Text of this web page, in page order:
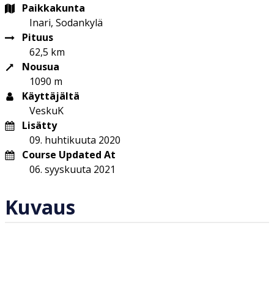
Paikkakunta
Inari, Sodankylä
Pituus
62,5 km
Nousua
1090 m
Käyttäjältä
VeskuK
Lisätty
09. huhtikuuta 2020
Course Updated At
06. syyskuuta 2021
Kuvaus